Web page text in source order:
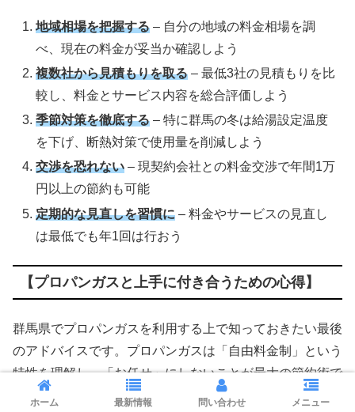
地域相場を把握する – 自分の地域の料金相場を調
べ、現在の料金が妥当か確認しよう
複数社から見積もりを取る – 最低3社の見積もりを比
較し、料金とサービス内容を総合評価しよう
季節対策を徹底する – 特に群馬の冬は給湯設定温度
を下げ、断熱対策で使用量を削減しよう
交渉を恐れない – 現契約会社との料金交渉で年間1万
円以上の節約も可能
定期的な見直しを習慣に – 料金やサービスの見直し
は最低でも年1回は行おう
【プロパンガスと上手に付き合うための心得】
群馬県でプロパンガスを利用する上で知っておきたい最後
のアドバイスです。プロパンガスは「自由料金制」という
特性を理解し、「お任せ」にしないことが最大の節約術で
ホーム 最新情報 問い合わせ メニュー